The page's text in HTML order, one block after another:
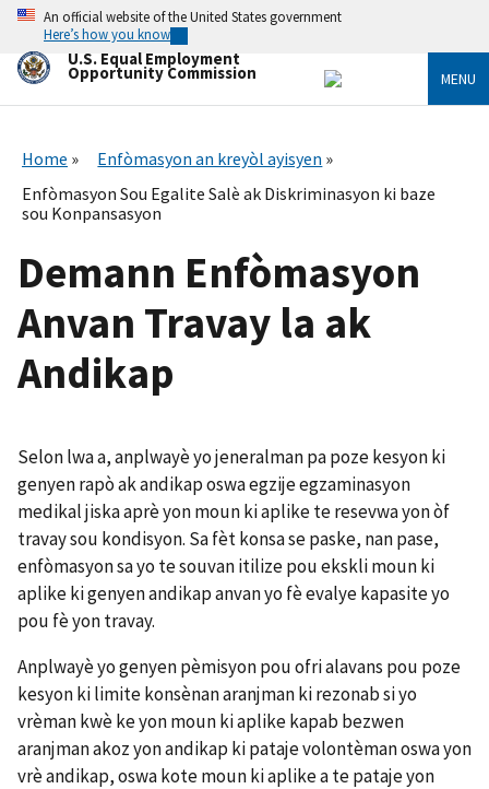
Skip
main
content
An official website of the United States government
Here’s how you know
U.S. Equal Employment
Opportunity Commission MENU
Home
Enfòmasyon an kreyòl ayisyen
Enfòmasyon Sou Egalite Salè ak Diskriminasyon ki baze
sou Konpansasyon
Demann Enfòmasyon
Anvan Travay la ak
Andikap
Selon lwa a, anplwayè yo jeneralman pa poze kesyon ki
genyen rapò ak andikap oswa egzije egzaminasyon
medikal jiska aprè yon moun ki aplike te resevwa yon òf
travay sou kondisyon. Sa fèt konsa se paske, nan pase,
enfòmasyon sa yo te souvan itilize pou ekskli moun ki
aplike ki genyen andikap anvan yo fè evalye kapasite yo
pou fè yon travay.
Anplwayè yo genyen pèmisyon pou ofri alavans pou poze
kesyon ki limite konsènan aranjman ki rezonab si yo
vrèman kwè ke yon moun ki aplike kapab bezwen
aranjman akoz yon andikap ki pataje volontèman oswa yon
vrè andikap, oswa kote moun ki aplike a te pataje yon